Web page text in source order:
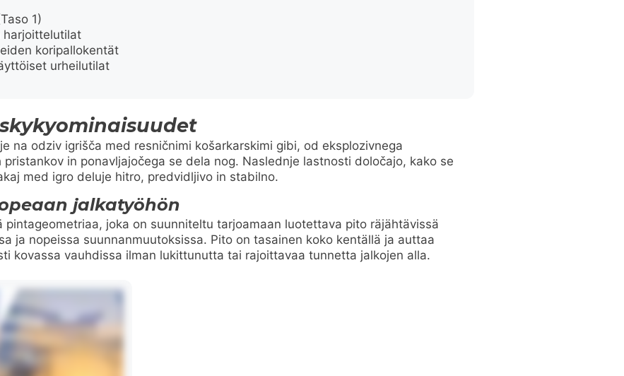
1)
harjoittelutilat
koripallokentät
urheilutilat
na odziv igrišča med resničnimi košarkarskimi gibi, od eksplozivnega
in ponavljajočega se dela nog. Naslednje lastnosti določajo, kako se
med igro deluje hitro, predvidljivo in stabilno.
jalkatyöhön
pintageometriaa, joka on suunniteltu tarjoamaan luotettava pito räjähtävissä
ja nopeissa suunnanmuutoksissa. Pito on tasainen koko kentällä ja auttaa
kovassa vauhdissa ilman lukittunutta tai rajoittavaa tunnetta jalkojen alla.